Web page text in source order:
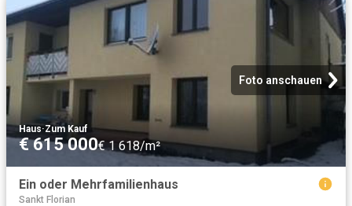
Foto anschauen
Haus·Zum Kauf
€ 615 000€ 1 618/m²
Ein oder Mehrfamilienhaus
Sankt Florian